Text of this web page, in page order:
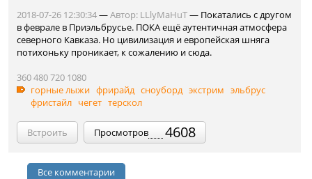
2018-07-26 12:30:34—Автор: LLlyMaHuT— Покатались с другом
в феврале в Приэльбрусье. ПОКА ещё аутентичная атмосфера
северного Кавказа. Но цивилизация и европейская шняга
потихоньку проникает, к сожалению и сюда.
360480720 1080
горные лыжи фрирайд сноуборд экстрим эльбрус
фристайл чегет терскол
Встроить Просмотров 4608
Все комментарии